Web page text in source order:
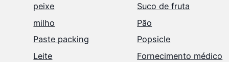
peixe
Suco de fruta
milho
Pão
Paste packing
Popsicle
Leite
Fornecimento médico